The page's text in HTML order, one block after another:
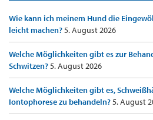
Wie kann ich meinem Hund die
leicht machen?5. August 2026
Welche Möglichkeiten gibt es zur
Schwitzen?5. August 2026
Welche Möglichkeiten gibt es,
Iontophorese zu behandeln?5. August